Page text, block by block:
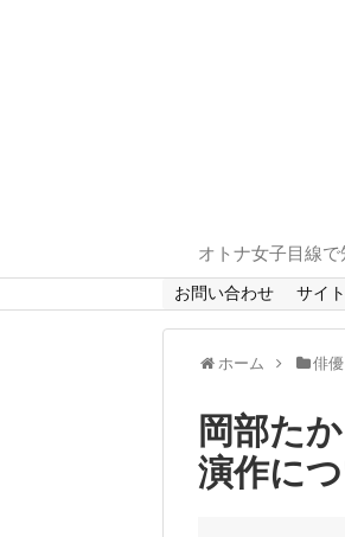
オトナ女子目線
お問い合わせ サイ
ホーム 俳優
岡部た
演作に